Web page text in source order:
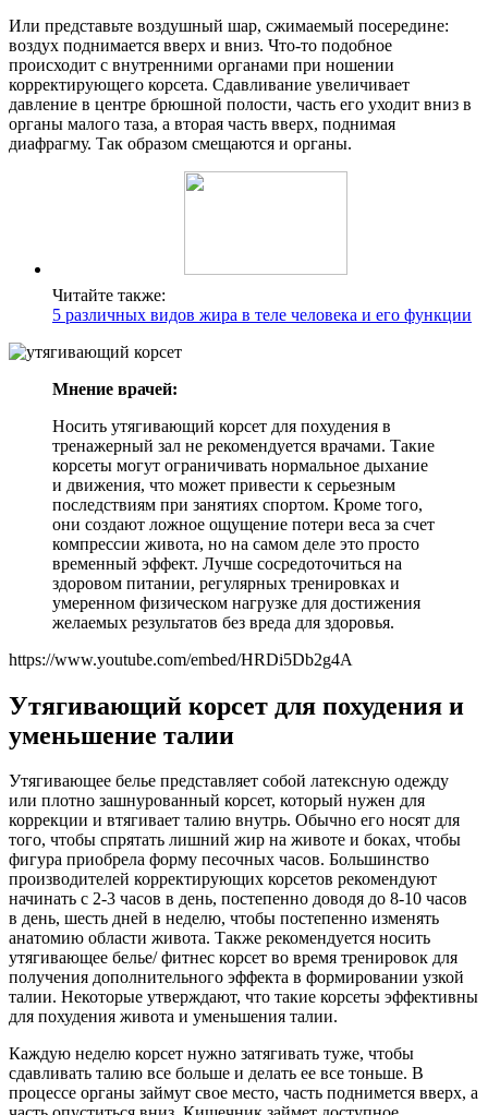
Или представьте воздушный шар, сжимаемый посередине:
воздух поднимается вверх и вниз. Что-то подобное
происходит с внутренними органами при ношении
корректирующего корсета. Сдавливание увеличивает
давление в центре брюшной полости, часть его уходит вниз в
органы малого таза, а вторая часть вверх, поднимая
диафрагму. Так образом смещаются и органы.
Читайте также:
5 различных видов жира в теле человека и его функции
Мнение врачей:
Носить утягивающий корсет для похудения в
тренажерный зал не рекомендуется врачами. Такие
корсеты могут ограничивать нормальное дыхание
и движения, что может привести к серьезным
последствиям при занятиях спортом. Кроме того,
они создают ложное ощущение потери веса за счет
компрессии живота, но на самом деле это просто
временный эффект. Лучше сосредоточиться на
здоровом питании, регулярных тренировках и
умеренном физическом нагрузке для достижения
желаемых результатов без вреда для здоровья.
https://www.youtube.com/embed/HRDi5Db2g4A
Утягивающий корсет для похудения и
уменьшение талии
Утягивающее белье представляет собой латексную одежду
или плотно зашнурованный корсет, который нужен для
коррекции и втягивает талию внутрь. Обычно его носят для
того, чтобы спрятать лишний жир на животе и боках, чтобы
фигура приобрела форму песочных часов. Большинство
производителей корректирующих корсетов рекомендуют
начинать с 2-3 часов в день, постепенно доводя до 8-10 часов
в день, шесть дней в неделю, чтобы постепенно изменять
анатомию области живота. Также рекомендуется носить
утягивающее белье/ фитнес корсет во время тренировок для
получения дополнительного эффекта в формировании узкой
талии. Некоторые утверждают, что такие корсеты эффективны
для похудения живота и уменьшения талии.
Каждую неделю корсет нужно затягивать туже, чтобы
сдавливать талию все больше и делать ее все тоньше. В
процессе органы займут свое место, часть поднимется вверх, а